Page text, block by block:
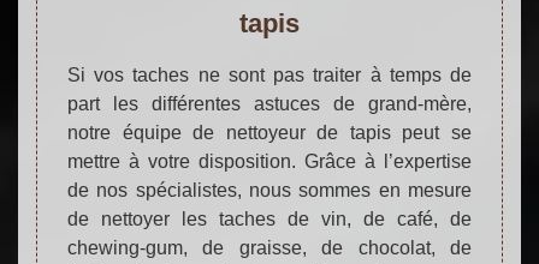
tapis
Si vos taches ne sont pas traiter à temps de
part les différentes astuces de grand-mère,
notre équipe de nettoyeur de tapis peut se
mettre à votre disposition. Grâce à l’expertise
de nos spécialistes, nous sommes en mesure
de nettoyer les taches de vin, de café, de
chewing-gum, de graisse, de chocolat, de